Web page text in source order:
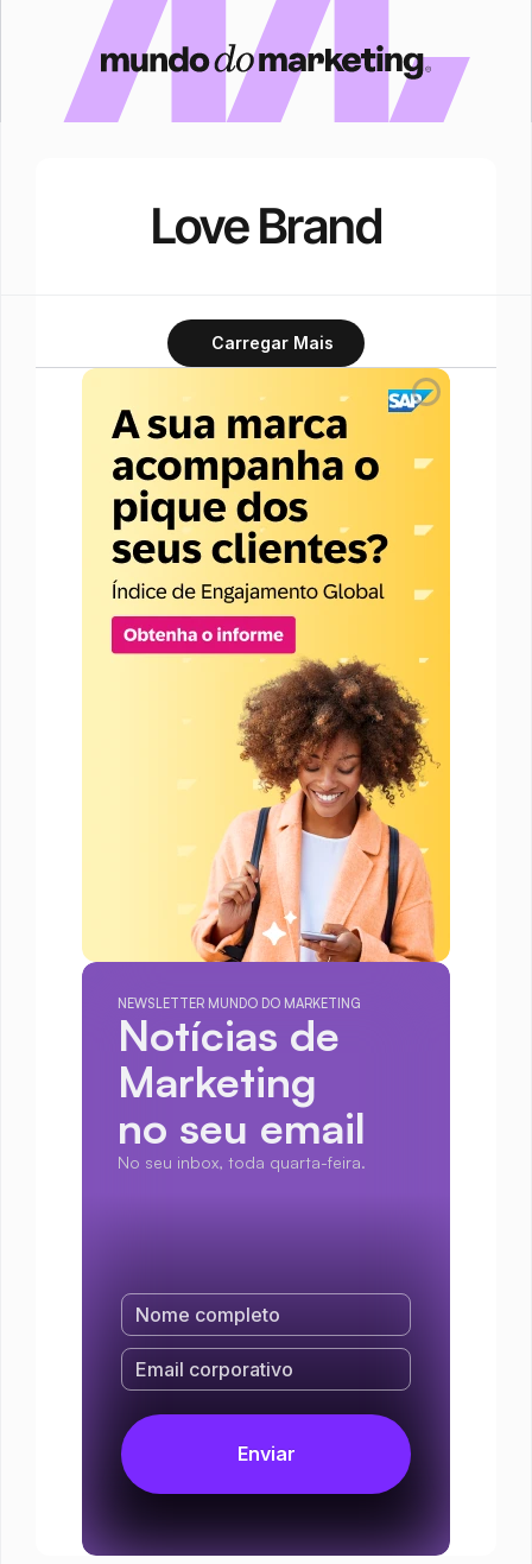
Love Brand
Carregar Mais
NEWSLETTER MUNDO DO MARKETING
Notícias de
Marketing
no seu email
No seu inbox, toda quarta-feira.